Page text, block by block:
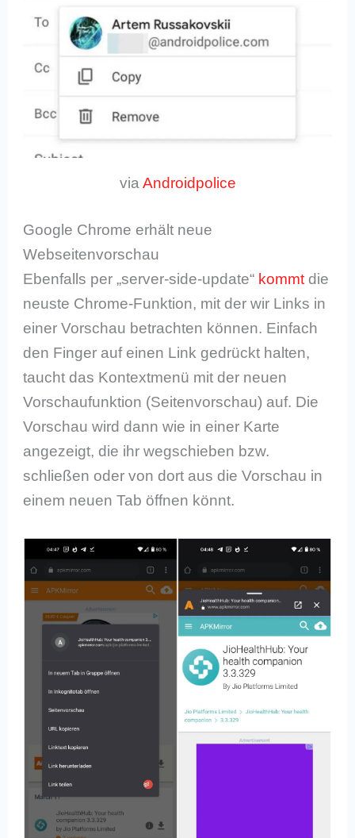
via Androidpolice
Google Chrome erhält neue
Webseitenvorschau
Ebenfalls per „server-side-update“ kommtdie
neuste Chrome-Funktion, mit der wir Links in
einer Vorschau betrachten können. Einfach
den Finger auf einen Link gedrückt halten,
taucht das Kontextmenü mit der neuen
Vorschaufunktion (Seitenvorschau) auf. Die
Vorschau wird dann wie in einer Karte
angezeigt, die ihr wegschieben bzw.
schließen oder von dort aus die Vorschau in
einem neuen Tab öffnen könnt.